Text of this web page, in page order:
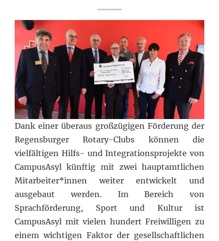
Dank einer überaus großzügigen Förderung der
Regensburger Rotary-Clubs können die
vielfältigen Hilfs- und Integrationsprojekte von
CampusAsyl künftig mit zwei hauptamtlichen
Mitarbeiter*innen weiter entwickelt und
ausgebaut werden. Im Bereich von
Sprachförderung, Sport und Kultur ist
CampusAsyl mit vielen hundert Freiwilligen zu
einem wichtigen Faktor der gesellschaftlichen